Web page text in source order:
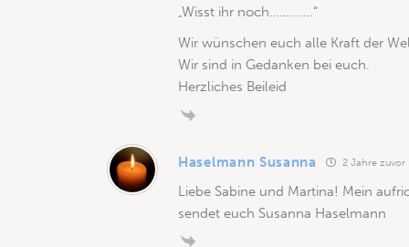
„Wisst ihr noch………….“
Wir wünschen euch alle Kraft der
Wir sind in Gedanken bei euch.
Herzliches Beileid
Haselmann Susanna 2 Jahre zuvor
Liebe Sabine und Martina! Mein
sendet euch Susanna Haselmann